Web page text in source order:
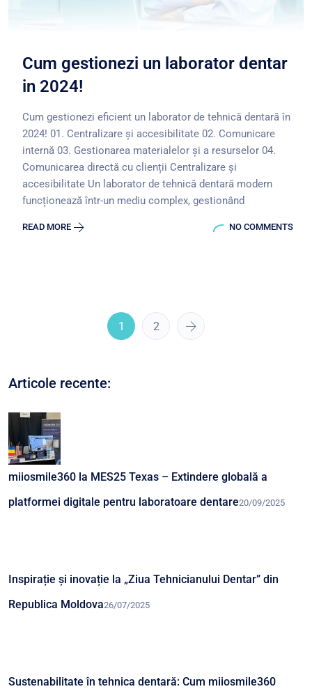
Cum gestionezi un laborator dentar
in 2024!
Cum gestionezi eficient un laborator de tehnică dentară în
2024! 01. Centralizare și accesibilitate 02. Comunicare
internă 03. Gestionarea materialelor și a resurselor 04.
Comunicarea directă cu clienții Centralizare și
accesibilitate Un laborator de tehnică dentară modern
funcționează într-un mediu complex, gestionând
READ MORE NO COMMENTS
1 2
Articole recente:
miiosmile360 la MES25 Texas – Extindere globală a
platformei digitale pentru laboratoare dentare20/09/2025
Inspirație și inovație la „Ziua Tehnicianului Dentar” din
Republica Moldova26/07/2025
Sustenabilitate în tehnica dentară: Cum miiosmile360